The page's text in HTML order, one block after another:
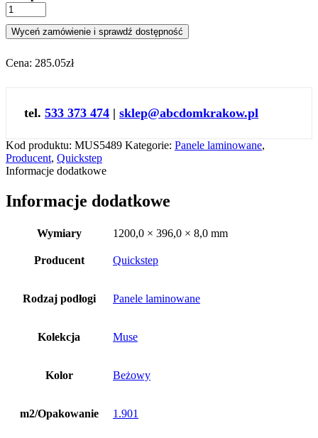
Wyceń zamówienie i sprawdź dostępność
Cena: 285.05zł
tel. 533 373 474 | sklep@abcdomkrakow.pl
Kod produktu: MUS5489 Kategorie: Panele laminowane,
Producent, Quickstep
Informacje dodatkowe
Informacje dodatkowe
Wymiary 1200,0 × 396,0 × 8,0 mm
Producent Quickstep
Rodzaj podłogi Panele laminowane
Kolekcja Muse
Kolor Beżowy
m2/Opakowanie 1.901